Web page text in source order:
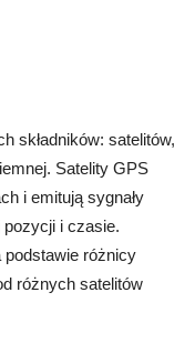
składników: satelitów,
Satelity GPS
i emitują sygnały
pozycji i czasie.
podstawie różnicy
różnych satelitów